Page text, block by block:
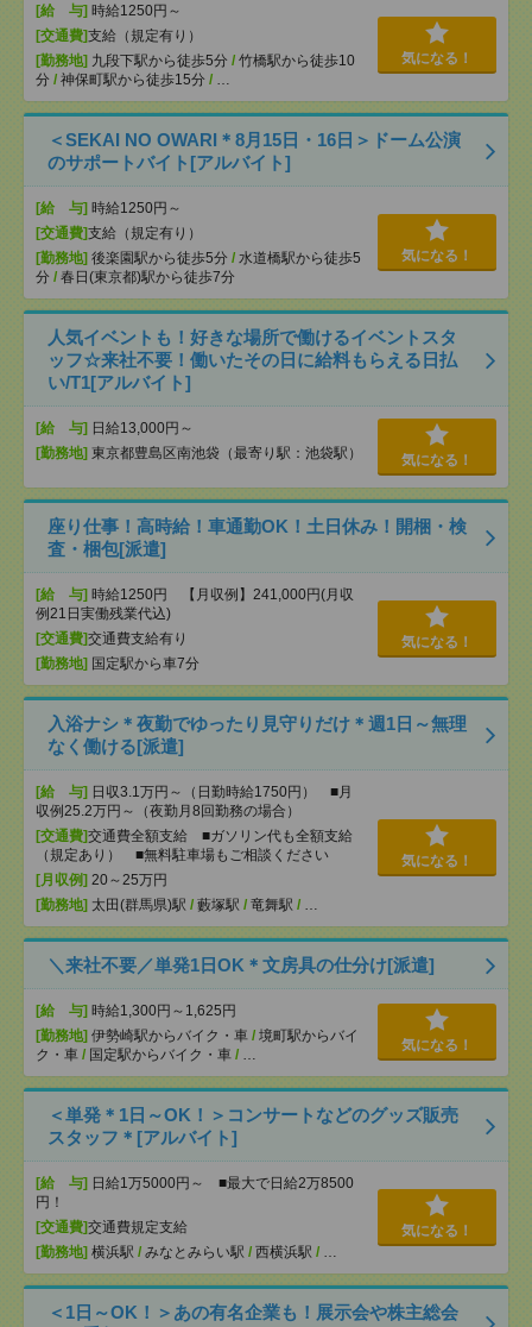
[給 与] 時給1250円～
[交通費]支給（規定有り）
[勤務地] 九段下駅から徒歩5分 / 竹橋駅から徒歩10
分 / 神保町駅から徒歩15分 / …
気になる！
＜SEKAI NO OWARI＊8月15日・16日＞ドーム公演
のサポートバイト[アルバイト]
[給 与] 時給1250円～
[交通費]支給（規定有り）
[勤務地] 後楽園駅から徒歩5分 / 水道橋駅から徒歩5
分 / 春日(東京都)駅から徒歩7分
気になる！
人気イベントも！好きな場所で働けるイベントスタ
ッフ☆来社不要！働いたその日に給料もらえる日払
い/T1[アルバイト]
[給 与] 日給13,000円～
[勤務地] 東京都豊島区南池袋（最寄り駅：池袋駅） 気になる！
座り仕事！高時給！車通勤OK！土日休み！開梱・検
査・梱包[派遣]
[給 与] 時給1250円 【月収例】241,000円(月収
例21日実働残業代込)
[交通費]交通費支給有り
[勤務地] 国定駅から車7分
気になる！
入浴ナシ＊夜勤でゆったり見守りだけ＊週1日～無理
なく働ける[派遣]
[給 与] 日収3.1万円～（日勤時給1750円） ■月
収例25.2万円～（夜勤月8回勤務の場合）
[交通費]交通費全額支給 ■ガソリン代も全額支給
（規定あり） ■無料駐車場もご相談ください
[月収例] 20～25万円
[勤務地] 太田(群馬県)駅 / 藪塚駅 / 竜舞駅 / …
気になる！
＼来社不要／単発1日OK＊文房具の仕分け[派遣]
[給 与] 時給1,300円～1,625円
[勤務地] 伊勢崎駅からバイク・車 / 境町駅からバイ
ク・車 / 国定駅からバイク・車 / …
気になる！
＜単発＊1日～OK！＞コンサートなどのグッズ販売
スタッフ＊[アルバイト]
[給 与] 日給1万5000円～ ■最大で日給2万8500
円！
[交通費]交通費規定支給
[勤務地] 横浜駅 / みなとみらい駅 / 西横浜駅 / …
気になる！
＜1日～OK！＞あの有名企業も！展示会や株主総会